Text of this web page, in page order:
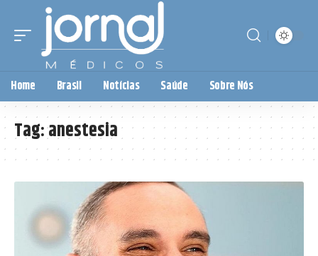
Home Brasil Notícias Saúde Sobre Nós
Tag:anestesia